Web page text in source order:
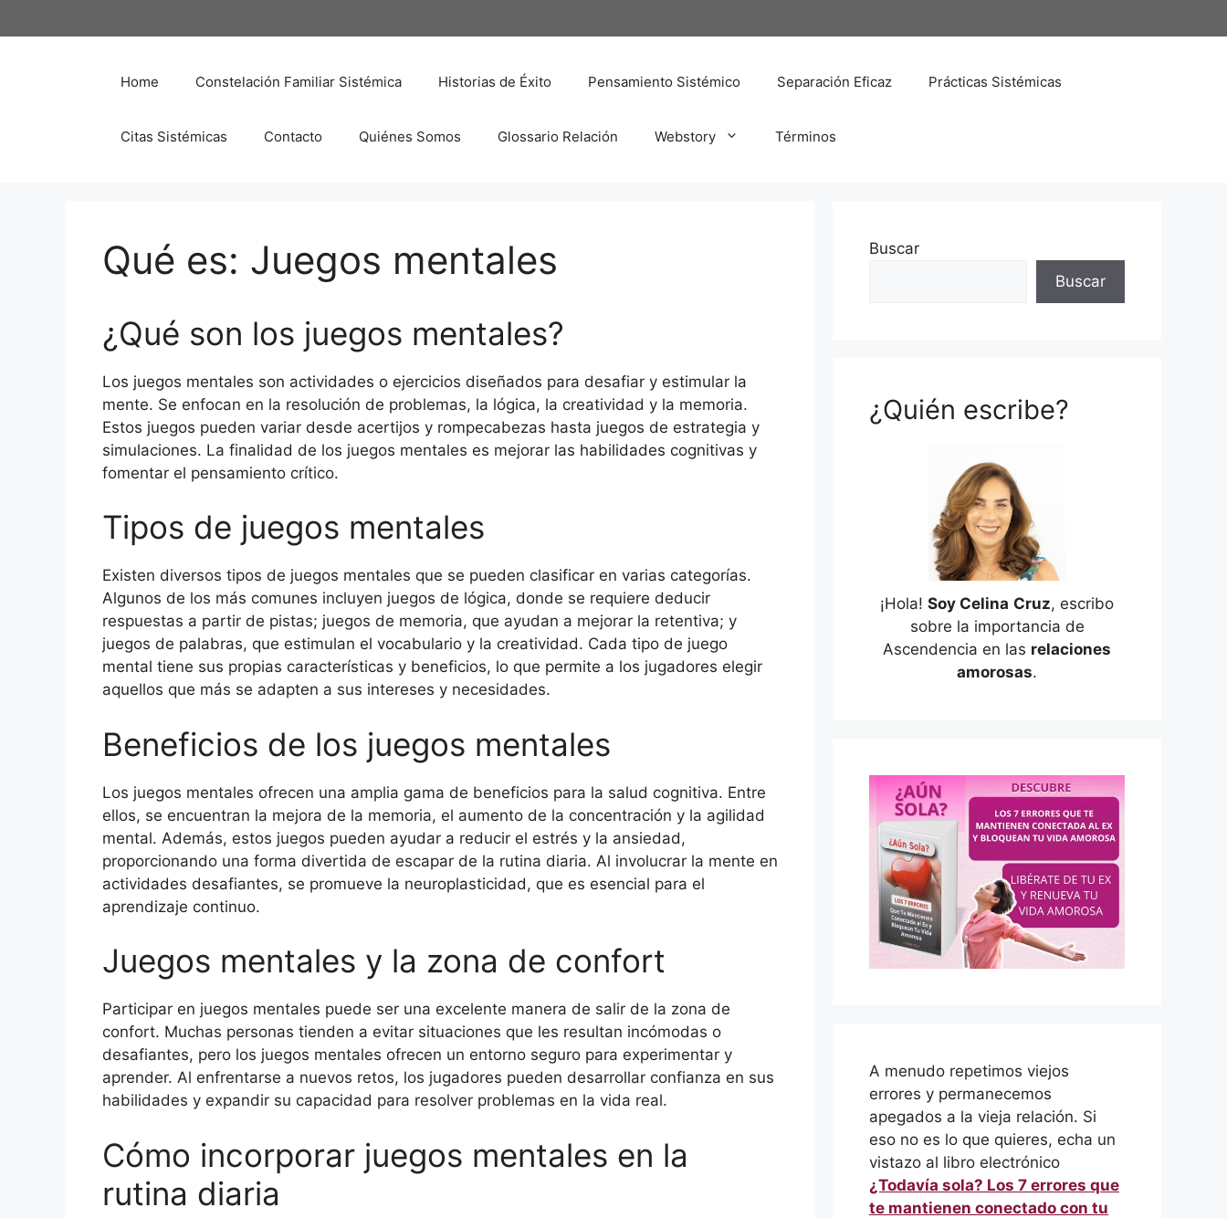
al
Home Constelación Familiar Sistémica Historias de Éxito Pensamiento Sistémico Separación Eficaz Prácticas Sistémicas
Citas Sistémicas Contacto Quiénes Somos Glossario Relación Webstory Términos
Qué es: Juegos mentales
¿Qué son los juegos mentales?
Los juegos mentales son actividades o ejercicios diseñados para desafiar y estimular la
mente. Se enfocan en la resolución de problemas, la lógica, la creatividad y la memoria.
Estos juegos pueden variar desde acertijos y rompecabezas hasta juegos de estrategia y
simulaciones. La finalidad de los juegos mentales es mejorar las habilidades cognitivas y
fomentar el pensamiento crítico.
Tipos de juegos mentales
Existen diversos tipos de juegos mentales que se pueden clasificar en varias categorías.
Algunos de los más comunes incluyen juegos de lógica, donde se requiere deducir
respuestas a partir de pistas; juegos de memoria, que ayudan a mejorar la retentiva; y
juegos de palabras, que estimulan el vocabulario y la creatividad. Cada tipo de juego
mental tiene sus propias características y beneficios, lo que permite a los jugadores elegir
aquellos que más se adapten a sus intereses y necesidades.
Beneficios de los juegos mentales
Los juegos mentales ofrecen una amplia gama de beneficios para la salud cognitiva. Entre
ellos, se encuentran la mejora de la memoria, el aumento de la concentración y la agilidad
mental. Además, estos juegos pueden ayudar a reducir el estrés y la ansiedad,
proporcionando una forma divertida de escapar de la rutina diaria. Al involucrar la mente en
actividades desafiantes, se promueve la neuroplasticidad, que es esencial para el
aprendizaje continuo.
Juegos mentales y la zona de confort
Participar en juegos mentales puede ser una excelente manera de salir de la zona de
confort. Muchas personas tienden a evitar situaciones que les resultan incómodas o
desafiantes, pero los juegos mentales ofrecen un entorno seguro para experimentar y
aprender. Al enfrentarse a nuevos retos, los jugadores pueden desarrollar confianza en sus
habilidades y expandir su capacidad para resolver problemas en la vida real.
Cómo incorporar juegos mentales en la
rutina diaria
Buscar
Buscar
¿Quién escribe?
¡Hola! Soy Celina Cruz, escribo
sobre la importancia de
Ascendencia en las relaciones
amorosas.
A menudo repetimos viejos
errores y permanecemos
apegados a la vieja relación. Si
eso no es lo que quieres, echa un
vistazo al libro electrónico
¿Todavía sola? Los 7 errores que
te mantienen conectado con tu